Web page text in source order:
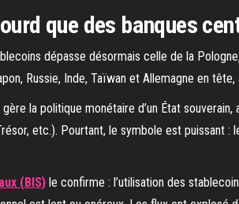
que des banques
dépasse désormais celle de la
Russie, Inde, Taïwan et Allemagne en
la politique monétaire d’un État
etc.). Pourtant, le symbole est puissant
(BIS) le confirme : l’utilisation des